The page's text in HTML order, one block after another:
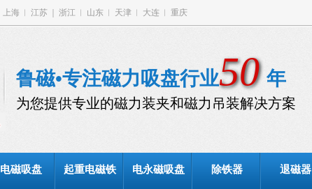
上海 江苏 浙江 山东 天津 大连 重庆
鲁磁•专注磁力吸盘行业50 年
为您提供专业的磁力装夹和磁力吊装解决方案
电磁吸盘 起重电磁铁 电永磁吸盘 除铁器 退磁器